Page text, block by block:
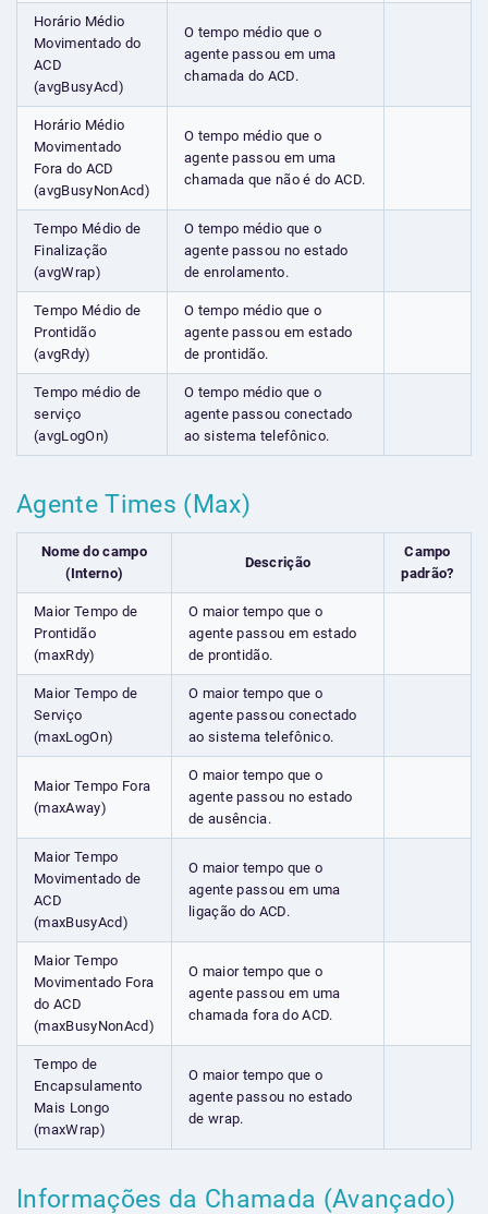
Horário Médio
Movimentado do
ACD
(avgBusyAcd)
O tempo médio que o
agente passou em uma
chamada do ACD.
Horário Médio
Movimentado
Fora do ACD
(avgBusyNonAcd)
O tempo médio que o
agente passou em uma
chamada que não é do ACD.
Tempo Médio de
Finalização
(avgWrap)
O tempo médio que o
agente passou no estado
de enrolamento.
Tempo Médio de
Prontidão
(avgRdy)
O tempo médio que o
agente passou em estado
de prontidão.
Tempo médio de
serviço
(avgLogOn)
O tempo médio que o
agente passou conectado
ao sistema telefônico.
Agente Times (Max)
Nome do campo
(Interno)
Descrição
Campo
padrão?
Maior Tempo de
Prontidão
(maxRdy)
O maior tempo que o
agente passou em estado
de prontidão.
Maior Tempo de
Serviço
(maxLogOn)
O maior tempo que o
agente passou conectado
ao sistema telefônico.
Maior Tempo Fora
(maxAway)
O maior tempo que o
agente passou no estado
de ausência.
Maior Tempo
Movimentado de
ACD
(maxBusyAcd)
O maior tempo que o
agente passou em uma
ligação do ACD.
Maior Tempo
Movimentado Fora
do ACD
(maxBusyNonAcd)
O maior tempo que o
agente passou em uma
chamada fora do ACD.
Tempo de
Encapsulamento
Mais Longo
(maxWrap)
O maior tempo que o
agente passou no estado
de wrap.
Informações da Chamada (Avançado)